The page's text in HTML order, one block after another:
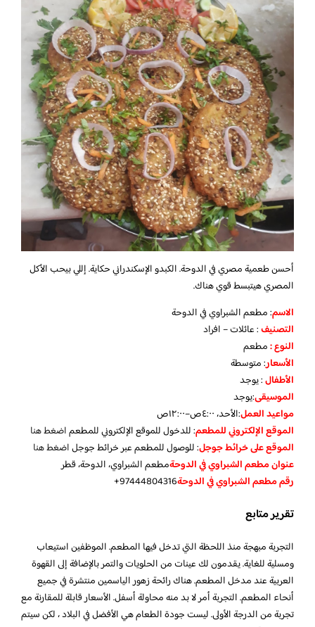
أحسن طعمية مصري في الدوحة. الكبدو الإسكندراني حكاية. إللي بيحب الأكل
المصري هيتبسط قوي هناك.
الاسم: مطعم الشبراوي في الدوحة
التصنيف: عائلات – افراد
النوع :مطعم
الأسعار:متوسطة
الأطفال:يوجد
الموسيقى:يوجد
مواعيد العمل:الأحد، ٤:٠٠ص–١٢:٠٠ص
الموقع الإلكتروني للمطعم: للدخول للموقع الإلكتروني للمطعماضغط هنا
الموقع على خرائط جوجل: للوصول للمطعم عبر خرائط جوجلاضغط هنا
عنوان مطعم الشبراوي في الدوحةمطعم الشبراوي، الدوحة، قطر
رقم مطعم الشبراوي في الدوحة97444804316+
تقرير متابع
التجربة مبهجة منذ اللحظة التي تدخل فيها المطعم. الموظفين استيعاب
ومسلية للغاية. يقدمون لك عينات من الحلويات والتمر بالإضافة إلى القهوة
العربية عند مدخل المطعم. هناك رائحة زهور الياسمين منتشرة في جميع
أنحاء المطعم. التجربة أمر لا بد منه محاولة أسفل. الأسعار قابلة للمقارنة مع
تجربة من الدرجة الأولى. ليست جودة الطعام هي الأفضل في البلاد ، لكن سيتم